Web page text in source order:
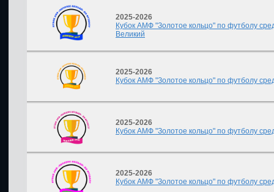
2025-2026
Кубок АМФ "Золотое кольцо" по футболу
Великий
2025-2026
Кубок АМФ "Золотое кольцо" по футболу
2025-2026
Кубок АМФ "Золотое кольцо" по футболу
2025-2026
Кубок АМФ "Золотое кольцо" по футболу